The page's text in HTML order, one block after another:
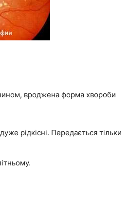
вроджена форма хвороби
рідкісні. Передається тільки